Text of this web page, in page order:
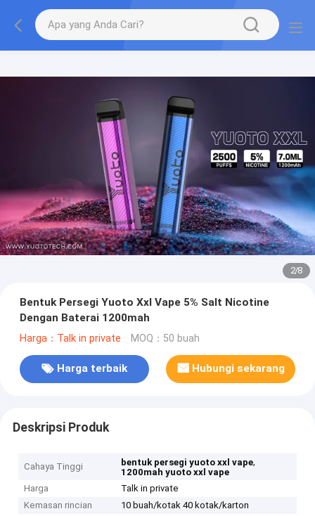
2/8
Bentuk Persegi Yuoto Xxl Vape 5% Salt Nicotine
Dengan Baterai 1200mah
Harga：Talk in private MOQ：50 buah
Harga terbaik Hubungi sekarang
Deskripsi Produk
Cahaya Tinggi bentuk persegi yuoto xxl vape,
1200mah yuoto xxl vape
Harga
Talk in private
Kemasan rincian
10 buah/kotak 40 kotak/karton